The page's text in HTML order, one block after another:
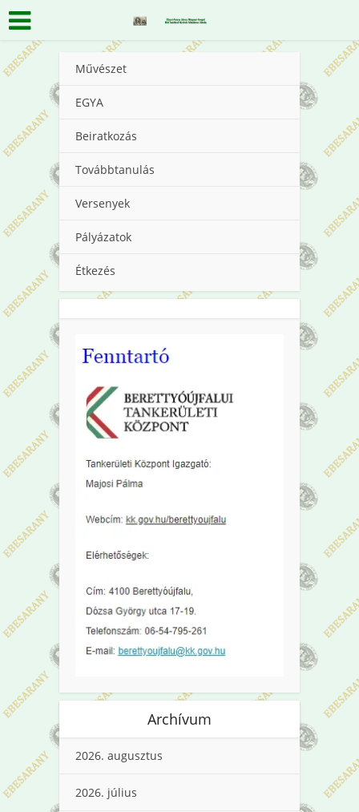
Művészet
EGYA
Beiratkozás
Továbbtanulás
Versenyek
Pályázatok
Étkezés
Archívum
2026. augusztus
2026. július